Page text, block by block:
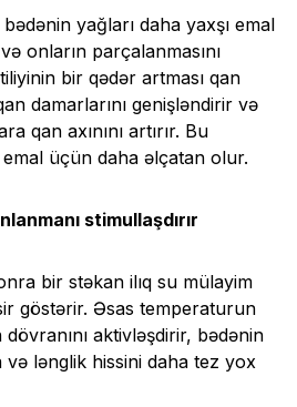
bədənin yağları daha yaxşı emal
onların parçalanmasını
bir qədər artması qan
qan damarlarını genişləndirir və
qan axınını artırır. Bu
emal üçün daha əlçatan olur.
stimullaşdırır
bir stəkan ilıq su mülayim
göstərir. Əsas temperaturun
aktivləşdirir, bədənin
və lənglik hissini daha tez yox